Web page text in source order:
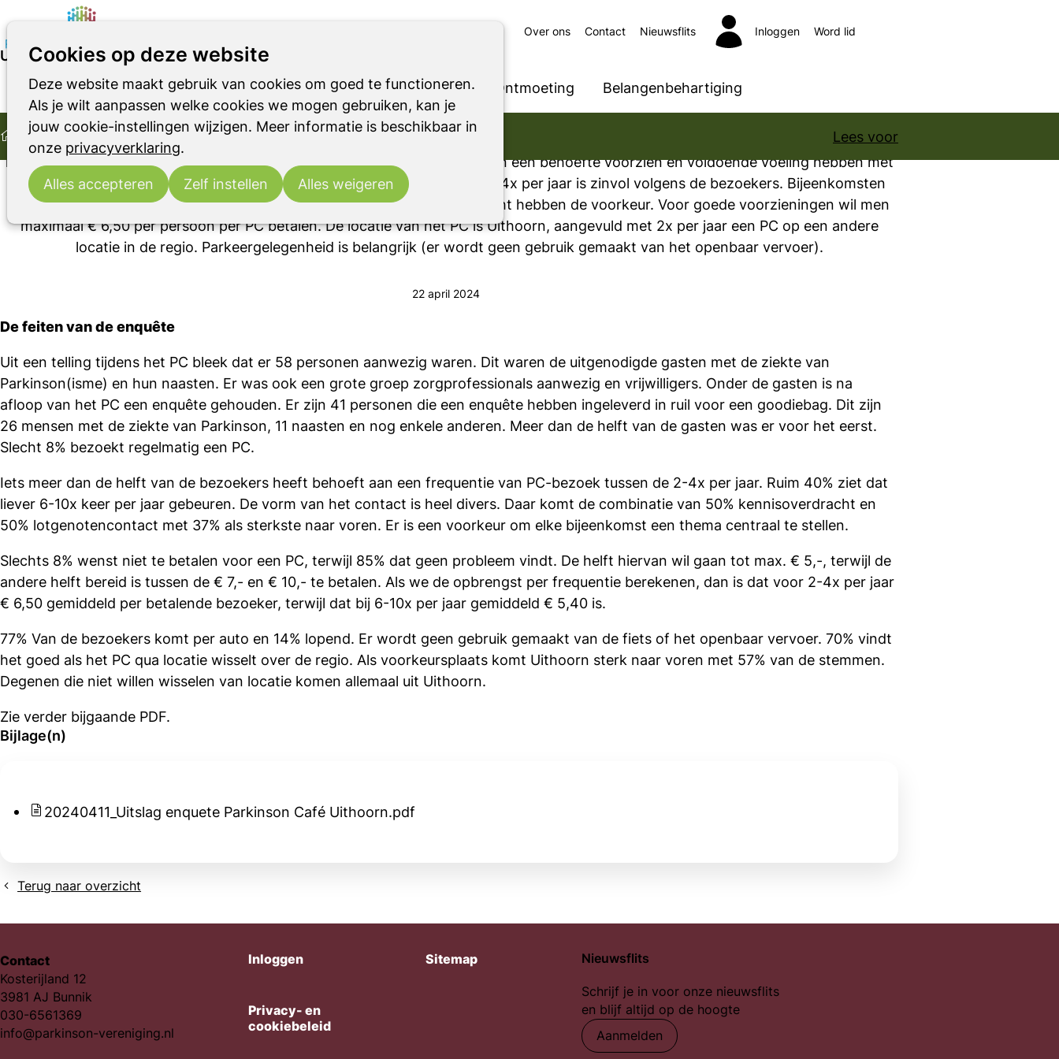
Cookies op deze website
Deze website maakt gebruik van cookies om goed te functioneren.
Als je wilt aanpassen welke cookies we mogen gebruiken, kan je
jouw cookie-instellingen wijzigen. Meer informatie is beschikbaar in
onze privacyverklaring.
Alles accepteren Zelf instellen Alles weigeren
Home
Parkinson Parkinsonismen RBD Ondersteuning Ontmoeting Belangenbehartiging
Over ons Contact Nieuwsflits Inloggen Word lid
Ontmoeting Parkinson Cafés Uitslag enquete Lees voor
Uitslag enquete
Conclusie (interpretatie)
Gezien het aantal aanwezigen, het feit dat 82% slechts één of een enkele keer een Parkinson Café bezoekt en de samenwerking met
het netwerk “Uithoorn voor Elkaar” laat zien dat we met het PC Uithoorn in een behoefte voorzien en voldoende voeling hebben met
de professionele zorg. Een uitbreiding van de bijeenkomsten van 1x naar 4x per jaar is zinvol volgens de bezoekers. Bijeenkomsten
met een vast thema, gebaseerd op 50% lotgenoten en 50% kennisverdacht hebben de voorkeur. Voor goede voorzieningen wil men
maximaal € 6,50 per persoon per PC betalen. De locatie van het PC is Uithoorn, aangevuld met 2x per jaar een PC op een andere
locatie in de regio. Parkeergelegenheid is belangrijk (er wordt geen gebruik gemaakt van het openbaar vervoer).
22 april 2024
De feiten van de enquête
Uit een telling tijdens het PC bleek dat er 58 personen aanwezig waren. Dit waren de uitgenodigde gasten met de ziekte van
Parkinson(isme) en hun naasten. Er was ook een grote groep zorgprofessionals aanwezig en vrijwilligers. Onder de gasten is na
afloop van het PC een enquête gehouden. Er zijn 41 personen die een enquête hebben ingeleverd in ruil voor een goodiebag. Dit zijn
26 mensen met de ziekte van Parkinson, 11 naasten en nog enkele anderen. Meer dan de helft van de gasten was er voor het eerst.
Slecht 8% bezoekt regelmatig een PC.
Iets meer dan de helft van de bezoekers heeft behoeft aan een frequentie van PC-bezoek tussen de 2-4x per jaar. Ruim 40% ziet dat
liever 6-10x keer per jaar gebeuren. De vorm van het contact is heel divers. Daar komt de combinatie van 50% kennisoverdracht en
50% lotgenotencontact met 37% als sterkste naar voren. Er is een voorkeur om elke bijeenkomst een thema centraal te stellen.
Slechts 8% wenst niet te betalen voor een PC, terwijl 85% dat geen probleem vindt. De helft hiervan wil gaan tot max. € 5,-, terwijl de
andere helft bereid is tussen de € 7,- en € 10,- te betalen. Als we de opbrengst per frequentie berekenen, dan is dat voor 2-4x per jaar
€ 6,50 gemiddeld per betalende bezoeker, terwijl dat bij 6-10x per jaar gemiddeld € 5,40 is.
77% Van de bezoekers komt per auto en 14% lopend. Er wordt geen gebruik gemaakt van de fiets of het openbaar vervoer. 70% vindt
het goed als het PC qua locatie wisselt over de regio. Als voorkeursplaats komt Uithoorn sterk naar voren met 57% van de stemmen.
Degenen die niet willen wisselen van locatie komen allemaal uit Uithoorn.
Zie verder bijgaande PDF.
Bijlage(n)
20240411_Uitslag enquete Parkinson Café Uithoorn.pdf
Terug naar overzicht
Contact
Kosterijland 12
3981 AJ Bunnik
030-6561369
info@parkinson-vereniging.nl
Inloggen Sitemap
Privacy- en
cookiebeleid
Nieuwsflits
Schrijf je in voor onze nieuwsflits
en blijf altijd op de hoogte
Aanmelden